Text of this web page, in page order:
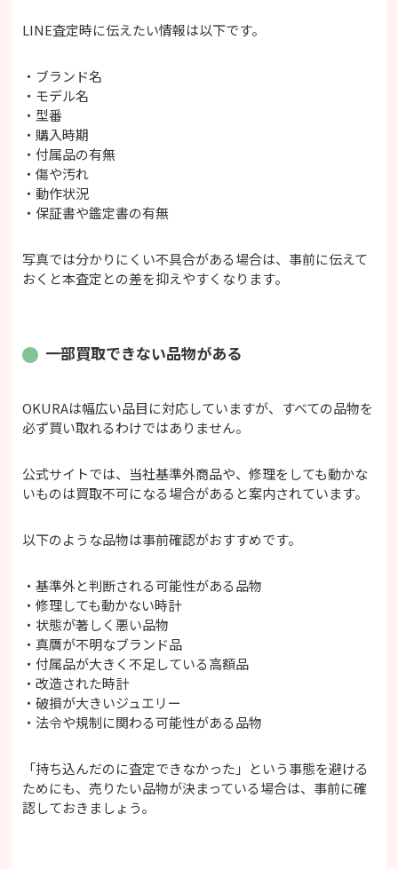
LINE査定時に伝えたい情報は以下です。
・ブランド名
・モデル名
・型番
・購入時期
・付属品の有無
・傷や汚れ
・動作状況
・保証書や鑑定書の有無
写真では分かりにくい不具合がある場合は、事前に伝えて
おくと本査定との差を抑えやすくなります。
一部買取できない品物がある
OKURAは幅広い品目に対応していますが、すべての品物を
必ず買い取れるわけではありません。
公式サイトでは、当社基準外商品や、修理をしても動かな
いものは買取不可になる場合があると案内されています。
以下のような品物は事前確認がおすすめです。
・基準外と判断される可能性がある品物
・修理しても動かない時計
・状態が著しく悪い品物
・真贋が不明なブランド品
・付属品が大きく不足している高額品
・改造された時計
・破損が大きいジュエリー
・法令や規制に関わる可能性がある品物
「持ち込んだのに査定できなかった」という事態を避ける
ためにも、売りたい品物が決まっている場合は、事前に確
認しておきましょう。